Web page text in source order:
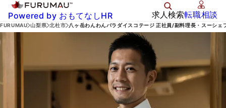
Powered by おもてなしHR 求人検索転職相談
FURUMAU 山梨県 北杜市 八ヶ岳わんわんパラダイスコテージ 正社員/副料理長・スーシェ